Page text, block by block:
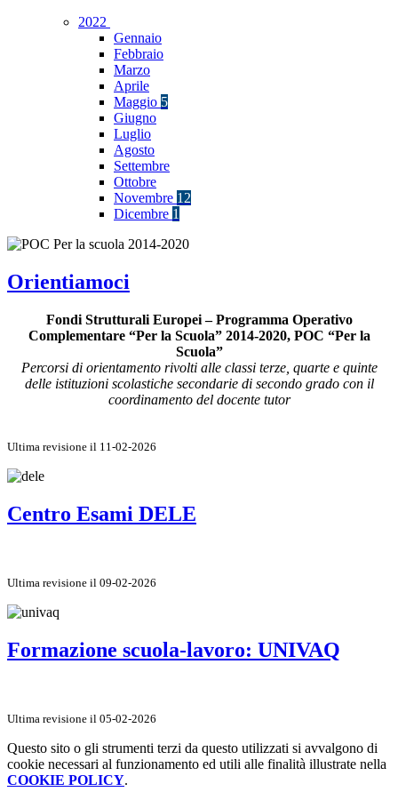
2022
Gennaio
Febbraio
Marzo
Aprile
Maggio 5
Giugno
Luglio
Agosto
Settembre
Ottobre
Novembre 12
Dicembre 1
Orientiamoci
Fondi Strutturali Europei – Programma Operativo
Complementare “Per la Scuola” 2014-2020, POC “Per la
Scuola”
Percorsi di orientamento rivolti alle classi terze, quarte e quinte
delle istituzioni scolastiche secondarie di secondo grado con il
coordinamento del docente tutor
Ultima revisione il 11-02-2026
Centro Esami DELE
Ultima revisione il 09-02-2026
Formazione scuola-lavoro: UNIVAQ
Ultima revisione il 05-02-2026
Questo sito o gli strumenti terzi da questo utilizzati si avvalgono di
cookie necessari al funzionamento ed utili alle finalità illustrate nella
COOKIE POLICY.